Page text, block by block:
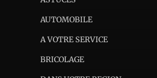
AUTOMOBILE
A VOTRE SERVICE
BRICOLAGE